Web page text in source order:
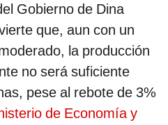
Gobierno de Dina
que, aun con un
la producción
no será suficiente
pese al rebote de 3%
de Economía y